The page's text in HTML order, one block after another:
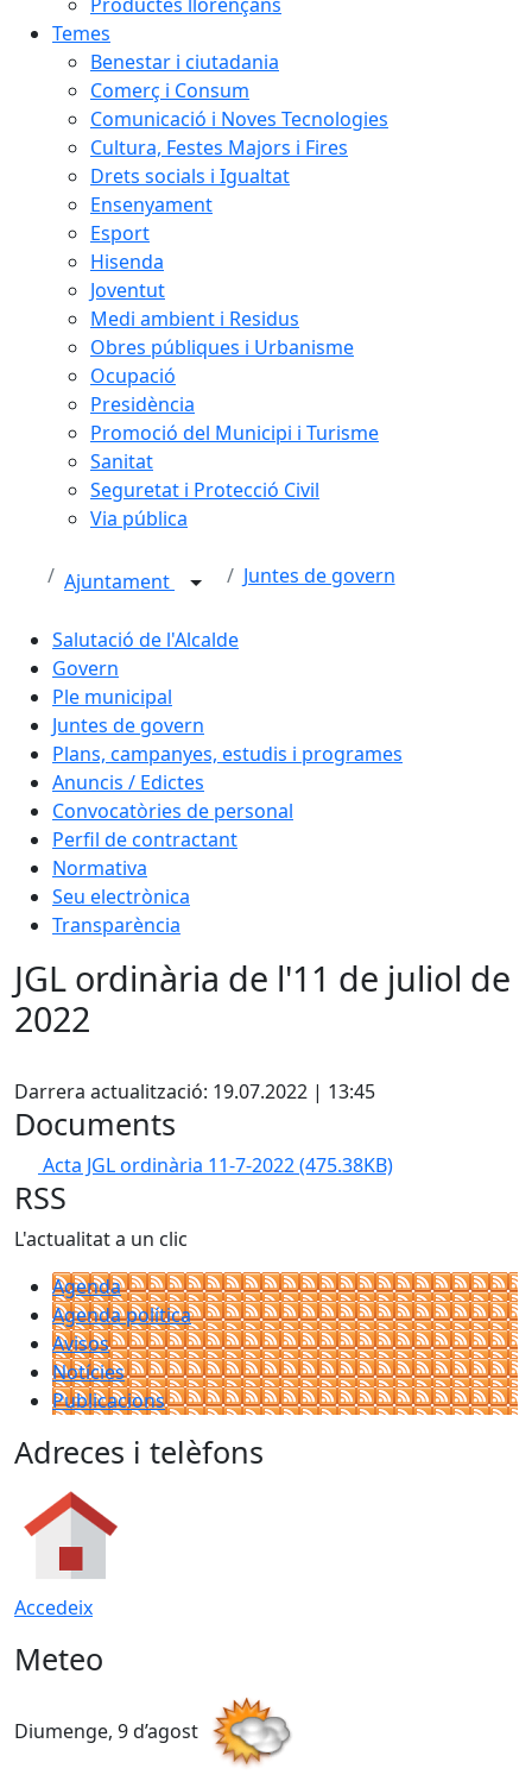
Temes
Benestar i ciutadania
Comerç i Consum
Comunicació i Noves Tecnologies
Cultura, Festes Majors i Fires
Drets socials i Igualtat
Ensenyament
Esport
Hisenda
Joventut
Medi ambient i Residus
Obres públiques i Urbanisme
Ocupació
Presidència
Promoció del Municipi i Turisme
Sanitat
Seguretat i Protecció Civil
Via pública
Ajuntament Juntes de govern
Salutació de l'Alcalde
Govern
Ple municipal
Juntes de govern
Plans, campanyes, estudis i programes
Anuncis / Edictes
Convocatòries de personal
Perfil de contractant
Normativa
Seu electrònica
Transparència
JGL ordinària de l'11 de juliol de
2022
Darrera actualització: 19.07.2022 | 13:45
Documents
Acta JGL ordinària 11-7-2022(475.38KB)
RSS
L'actualitat a un clic
Agenda
Agenda política
Avisos
Notícies
Publicacions
Adreces i telèfons
Accedeix
Meteo
Diumenge, 9 d’agost